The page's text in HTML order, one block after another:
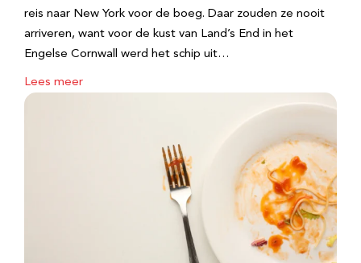
reis naar New York voor de boeg. Daar zouden ze nooit
arriveren, want voor de kust van Land’s End in het
Engelse Cornwall werd het schip uit…
Lees meer